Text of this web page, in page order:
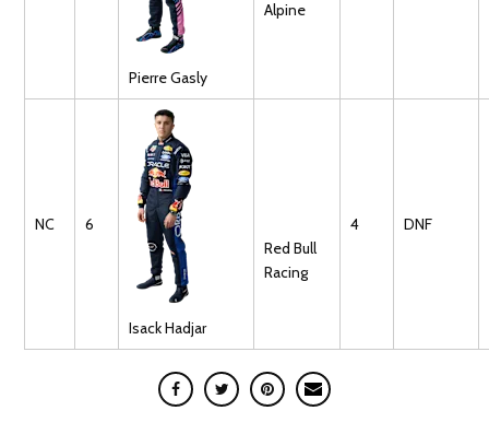
PierreGasly
Alpine
NC 6
IsackHadjar
Red Bull
Racing
4 DNF